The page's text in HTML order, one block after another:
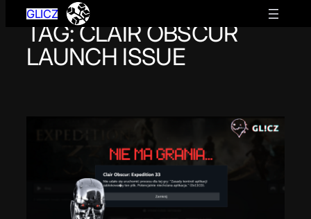
Przejdź
GLICZ
TAG:CLAIR OBSCUR
LAUNCH ISSUE